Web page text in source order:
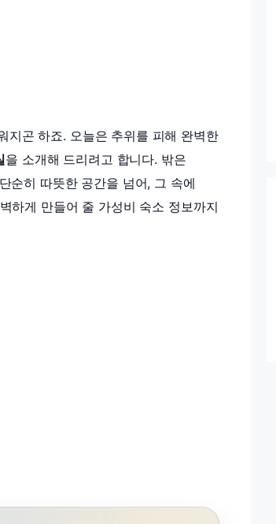
지곤 하죠. 오늘은 추위를 피해 완벽한
을 소개해 드리려고 합니다. 밖은
순히 따뜻한 공간을 넘어, 그 속에
하게 만들어 줄 가성비 숙소 정보까지